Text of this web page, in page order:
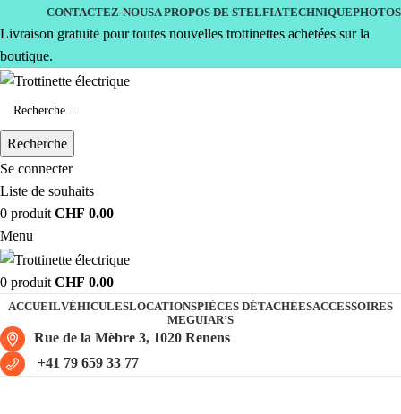
CONTACTEZ-NOUSA PROPOS DE STELFIATECHNIQUEPHOTOS
Livraison gratuite pour toutes nouvelles trottinettes achetées sur la
boutique.
Recherche
Se connecter
Liste de souhaits
0 produit CHF 0.00
Menu
0 produit CHF 0.00
ACCUEILVÉHICULESLOCATIONSPIÈCES DÉTACHÉESACCESSOIRES
MEGUIAR’S
Rue de la Mèbre 3, 1020 Renens
+41 79 659 33 77